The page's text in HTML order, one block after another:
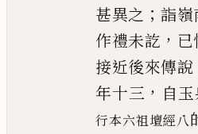
甚異之 ；詣嶺
作禮未訖 ， 已
接近後來傳說
年十三 ， 自
行本六祖壇經八